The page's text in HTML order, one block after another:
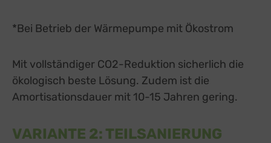
*Bei Betrieb der Wärmepumpe mit Ökostrom
Mit vollständiger CO2-Reduktion sicherlich die
ökologisch beste Lösung. Zudem ist die
Amortisationsdauer mit 10-15 Jahren gering.
VARIANTE 2: TEILSANIERUNG